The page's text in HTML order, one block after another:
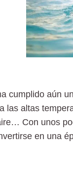
cumplido aún
las altas
Con unos
en una